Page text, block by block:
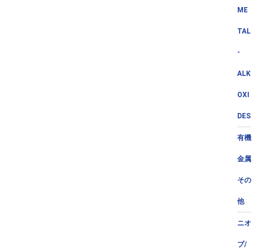
ME
TAL
-
ALK
OXI
DES
有機
金属
その
他
ニオ
ブ/